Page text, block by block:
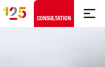
Skip to content
CONSULTATION